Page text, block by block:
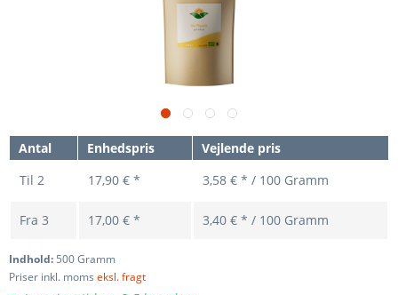
Antal Enhedspris
Vejlende pris
Til 2 17,90 € * 3,58 € * / 100 Gramm
Fra 3 17,00 € * 3,40 € * / 100 Gramm
Indhold: 500 Gramm
Priser inkl. moms eksl. fragt